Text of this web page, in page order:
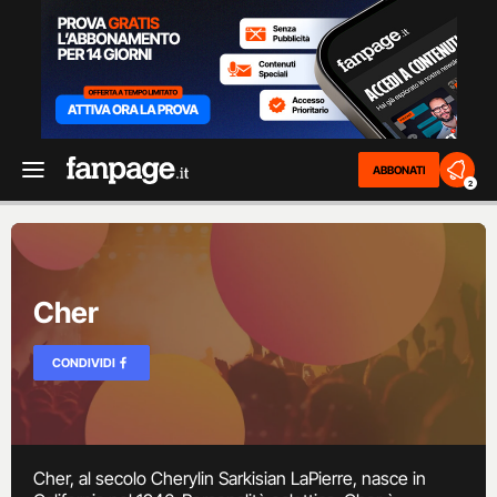
ABBONATI
2
Cher
CONDIVIDI
Cher, al secolo Cherylin Sarkisian LaPierre, nasce in